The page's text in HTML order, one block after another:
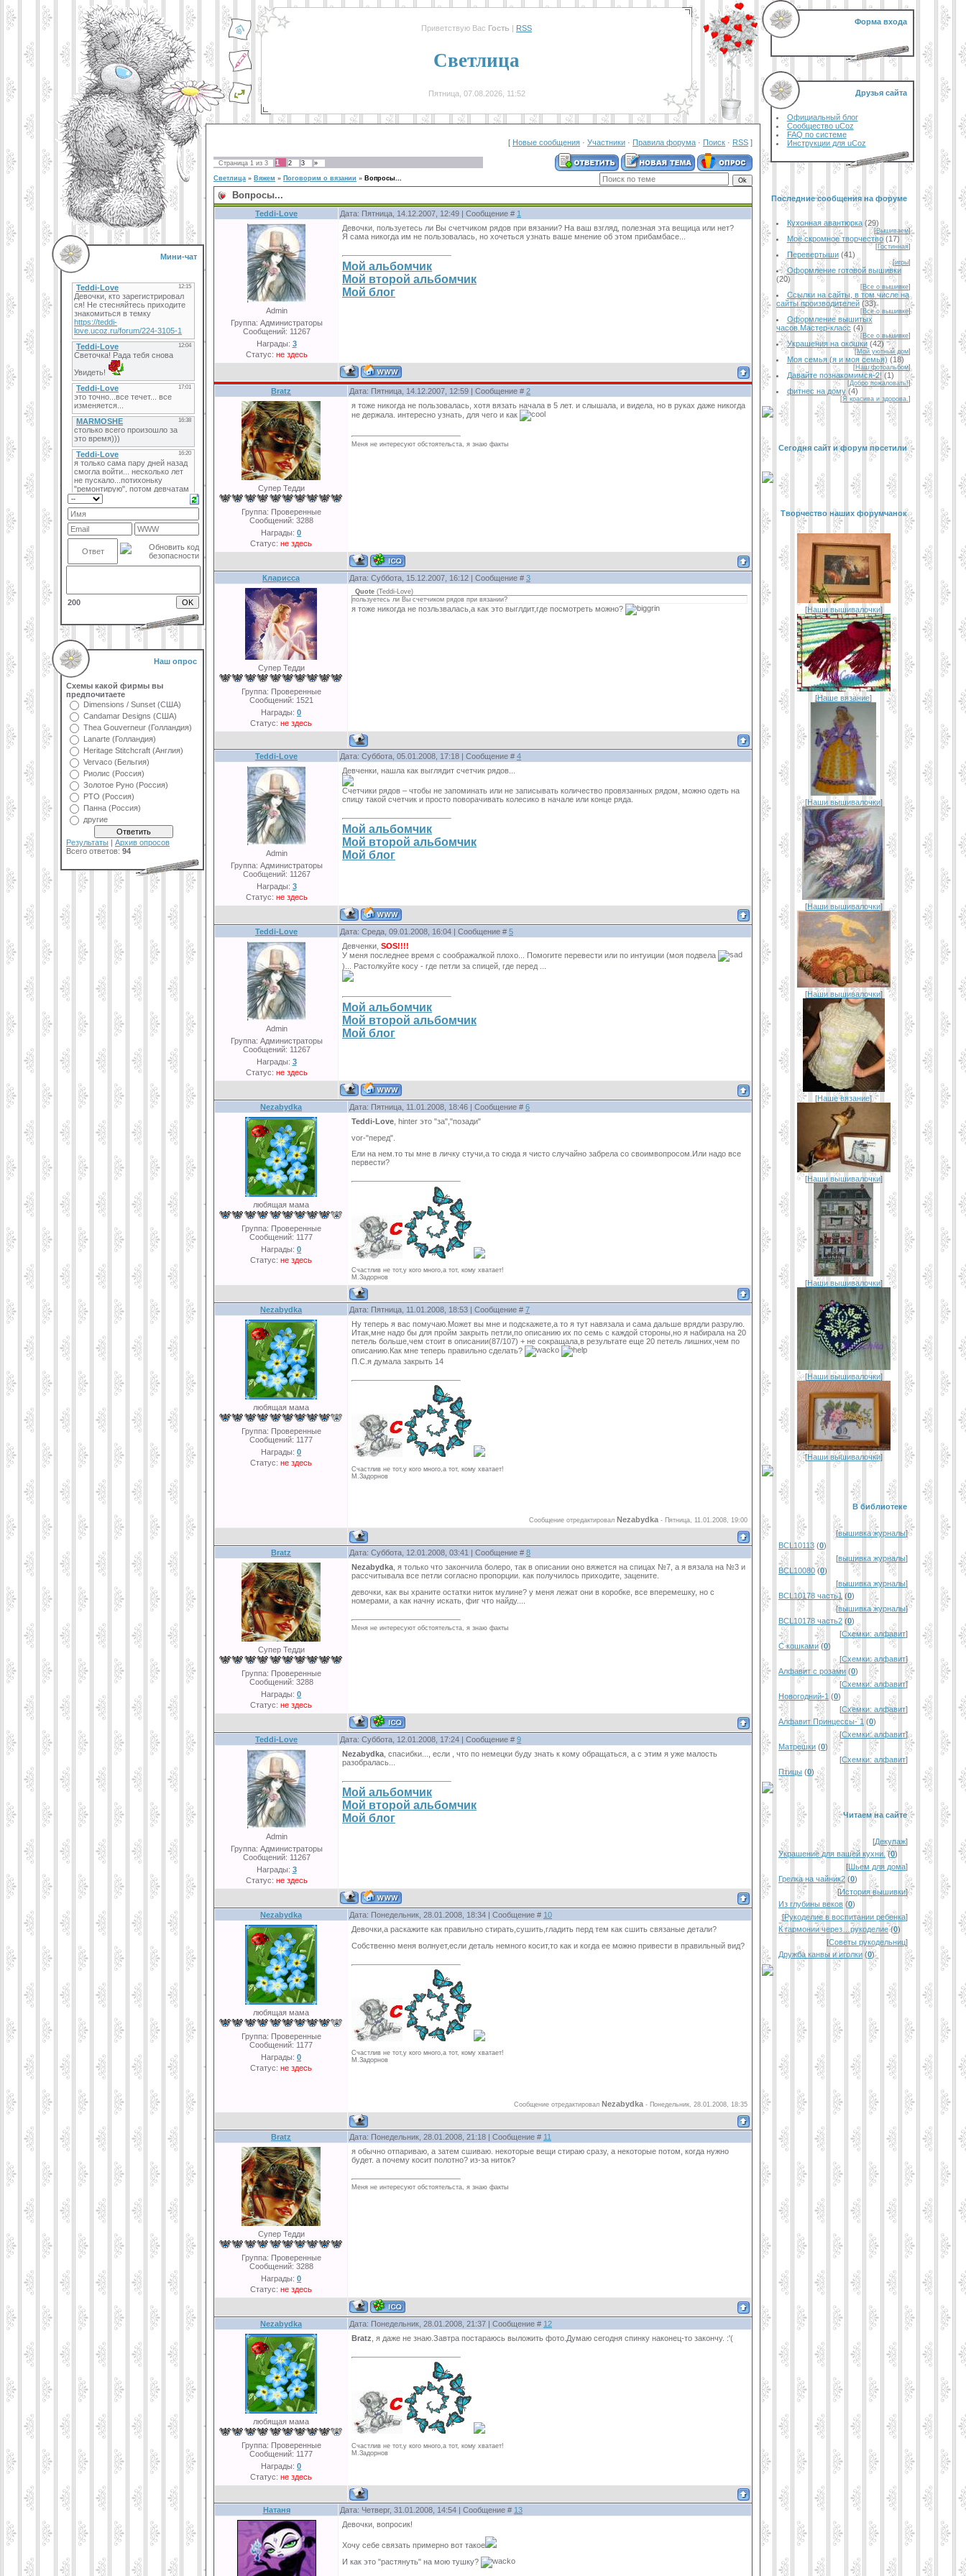
Мини-чат
200
Наш опрос
Схемы какой фирмы вы
предпочитаете
Dimensions / Sunset (США)
Candamar Designs (США)
Thea Gouverneur (Голландия)
Lanarte (Голландия)
Heritage Stitchcraft (Англия)
Vervaco (Бельгия)
Риолис (Россия)
Золотое Руно (Россия)
РТО (Россия)
Панна (Россия)
другие
Результаты | Архив опросов
Всего ответов: 94
Приветствую Вас Гость | RSS
Светлица
Пятница, 07.08.2026, 11:52
[ Новые сообщения · Участники · Правила форума · Поиск · RSS ]
Страница 1 из 3 1 2 3 »
Светлица » Вяжем » Поговорим о вязании » Вопросы...
Вопросы...
Teddi-Love Дата: Пятница, 14.12.2007, 12:49 | Сообщение # 1
Admin
Группа: Администраторы
Сообщений: 11267
Награды: 3
Статус: не здесь
Девочки, пользуетесь ли Вы счетчиком рядов при вязании? На ваш взгляд, полезная эта вещица или нет?
Я сама никогда им не пользовалась, но хочеться узнать ваше мнение об этом прибамбасе...
Мой альбомчик
Мой второй альбомчик
Мой блог
Bratz Дата: Пятница, 14.12.2007, 12:59 | Сообщение # 2
Супер Тедди
Группа: Проверенные
Сообщений: 3288
Награды: 0
Статус: не здесь
я тоже никогда не пользовалась, хотя вязать начала в 5 лет. и слышала, и видела, но в руках даже никогда
не держала. интересно узнать, для чего и как
Меня не интересуют обстоятельста, я знаю факты
Кларисса Дата: Суббота, 15.12.2007, 16:12 | Сообщение # 3
Супер Тедди
Группа: Проверенные
Сообщений: 1521
Награды: 0
Статус: не здесь
Quote (Teddi-Love)
пользуетесь ли Вы счетчиком рядов при вязании?
я тоже никогда не позльзвалась,а как это выглдит,где посмотреть можно?
Teddi-Love Дата: Суббота, 05.01.2008, 17:18 | Сообщение # 4
Admin
Группа: Администраторы
Сообщений: 11267
Награды: 3
Статус: не здесь
Девченки, нашла как выглядит счетчик рядов...
Счетчики рядов – чтобы не запоминать или не записывать количество провязанных рядом, можно одеть на
спицу такой счетчик и просто поворачивать колесико в начале или конце ряда.
Мой альбомчик
Мой второй альбомчик
Мой блог
Teddi-Love Дата: Среда, 09.01.2008, 16:04 | Сообщение # 5
Admin
Группа: Администраторы
Сообщений: 11267
Награды: 3
Статус: не здесь
Девченки, SOS!!!!
У меня последнее время с соображалкой плохо... Помогите перевести или по интуиции (моя подвела
)... Растолкуйте косу - где петли за спицей, где перед ...
Мой альбомчик
Мой второй альбомчик
Мой блог
Nezabydka Дата: Пятница, 11.01.2008, 18:46 | Сообщение # 6
любящая мама
Группа: Проверенные
Сообщений: 1177
Награды: 0
Статус: не здесь
Teddi-Love , hinter это "за","позади"
vor-"перед".
Ели на нем.то ты мне в личку стучи,а то сюда я чисто случайно забрела со своимвопросом.Или надо все
первести?
Счастлив не тот,у кого много,а тот, кому хватает!
М.Задорнов
Nezabydka Дата: Пятница, 11.01.2008, 18:53 | Сообщение # 7
любящая мама
Группа: Проверенные
Сообщений: 1177
Награды: 0
Статус: не здесь
Ну теперь я вас помучаю.Может вы мне и подскажете,а то я тут навязала и сама дальше врядли разрулю.
Итак,мне надо бы для пройм закрыть петли,по описанию их по семь с каждой стороны,но я набирала на 20
петель больше,чем стоит в описании(87/107) + не сокращала,в результате еще 20 петель лишних,чем по
описанию.Как мне теперь правильно сделать?
П.С.я думала закрыть 14
Счастлив не тот,у кого много,а тот, кому хватает!
М.Задорнов
Сообщение отредактировал Nezabydka - Пятница, 11.01.2008, 19:00
Bratz Дата: Суббота, 12.01.2008, 03:41 | Сообщение # 8
Супер Тедди
Группа: Проверенные
Сообщений: 3288
Награды: 0
Статус: не здесь
Nezabydka , я только что закончила болеро, так в описании оно вяжется на спицах №7, а я вязала на №3 и
рассчитывала все петли согласно пропорции. как получилось приходите, зацените.
девочки, как вы храните остатки ниток мулине? у меня лежат они в коробке, все вперемешку, но с
номерами, а как начну искать, фиг что найду....
Меня не интересуют обстоятельста, я знаю факты
Teddi-Love Дата: Суббота, 12.01.2008, 17:24 | Сообщение # 9
Admin
Группа: Администраторы
Сообщений: 11267
Награды: 3
Статус: не здесь
Nezabydka , спасибки..., если , что по немецки буду знать к кому обращаться, а с этим я уже малость
разобралась...
Мой альбомчик
Мой второй альбомчик
Мой блог
Nezabydka Дата: Понедельник, 28.01.2008, 18:34 | Сообщение # 10
любящая мама
Группа: Проверенные
Сообщений: 1177
Награды: 0
Статус: не здесь
Девочки,а раскажите как правильно стирать,сушить,гладить перд тем как сшить связаные детали?
Собственно меня волнует,если деталь немного косит,то как и когда ее можно привести в правильный вид?
Счастлив не тот,у кого много,а тот, кому хватает!
М.Задорнов
Сообщение отредактировал Nezabydka - Понедельник, 28.01.2008, 18:35
Bratz Дата: Понедельник, 28.01.2008, 21:18 | Сообщение # 11
Супер Тедди
Группа: Проверенные
Сообщений: 3288
Награды: 0
Статус: не здесь
я обычно отпариваю, а затем сшиваю. некоторые вещи стираю сразу, а некоторые потом, когда нужно
будет. а почему косит полотно? из-за ниток?
Меня не интересуют обстоятельста, я знаю факты
Nezabydka Дата: Понедельник, 28.01.2008, 21:37 | Сообщение # 12
любящая мама
Группа: Проверенные
Сообщений: 1177
Награды: 0
Статус: не здесь
Bratz , я даже не знаю.Завтра постараюсь выложить фото.Думаю сегодня спинку наконец-то закончу. :'(
Счастлив не тот,у кого много,а тот, кому хватает!
М.Задорнов
Натаня Дата: Четверг, 31.01.2008, 14:54 | Сообщение # 13
Девочки, вопросик!
Хочу себе связать примерно вот такое
И как это "растянуть" на мою тушку?
Форма входа
Друзья сайта
Официальный блог
Сообщество uCoz
FAQ по системе
Инструкции для uCoz
Последние сообщения на форуме
Кухонная авантюрка (29)
[Вышиваем]
Моё скромное творчество (17)
[Гостинная]
Перевертыши (41)
[игры]
Оформление готовой вышивки
(20)
[Все о вышивке]
Ссылки на сайты, в том числе на
сайты производителей (33)
[Все о вышивке]
Оформление вышитых
часов.Мастер-класс (4)
[Все о вышивке]
Украшения на окошки (42)
[Мой уютный дом]
Моя семья (я и моя семья) (18)
[Наш фотоальбом]
Давайте познакомимся-2! (1)
[Добро пожаловать!]
фитнес на дому (4)
[Я красива и здорова.]
Сегодня сайт и форум посетили
Творчество наших форумчанок
[Наши вышивалочки]
[Наше вязание]
[Наши вышивалочки]
[Наши вышивалочки]
[Наши вышивалочки]
[Наше вязание]
[Наши вышивалочки]
[Наши вышивалочки]
[Наши вышивалочки]
[Наши вышивалочки]
В библиотеке
[вышивка журналы]
BCL10113 (0)
[вышивка журналы]
BCL10080 (0)
[вышивка журналы]
BCL10178 часть1 (0)
[вышивка журналы]
BCL10178 часть2 (0)
[Схемки: алфавит]
С кошками (0)
[Схемки: алфавит]
Алфавит с розами (0)
[Схемки: алфавит]
Новогодний-1 (0)
[Схемки: алфавит]
Алфавит Принцессы- 1 (0)
[Схемки: алфавит]
Матрешки (0)
[Схемки: алфавит]
Птицы (0)
Читаем на сайте
[Декупаж]
Украшение для вашей кухни. (0)
[Шьем для дома]
Грелка на чайник2 (0)
[История вышивки]
Из глубины веков (0)
[Рукоделие в воспитании ребенка]
К гармонии через…рукоделие (0)
[Советы рукодельниц]
Дружба канвы и иголки (0)